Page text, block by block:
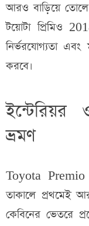
আরও বাড়িয়ে
টয়োটা প্রিমিও
নির্ভরযোগ্যতা
করবে।
ভ্রমণ
Toyota Premio
তাকালে প্রথমেই
কেবিনের ভেতরে